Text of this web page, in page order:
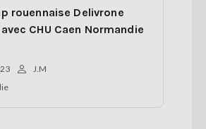
rouennaise Delivrone
CHU Caen Normandie
J.M